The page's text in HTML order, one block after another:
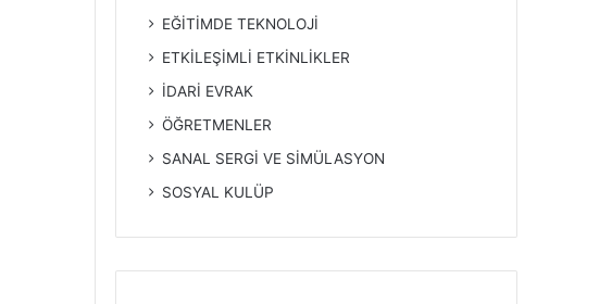
EĞİTİMDE TEKNOLOJİ
ETKİLEŞİMLİ ETKİNLİKLER
İDARİ EVRAK
ÖĞRETMENLER
SANAL SERGİ VE SİMÜLASYON
SOSYAL KULÜP